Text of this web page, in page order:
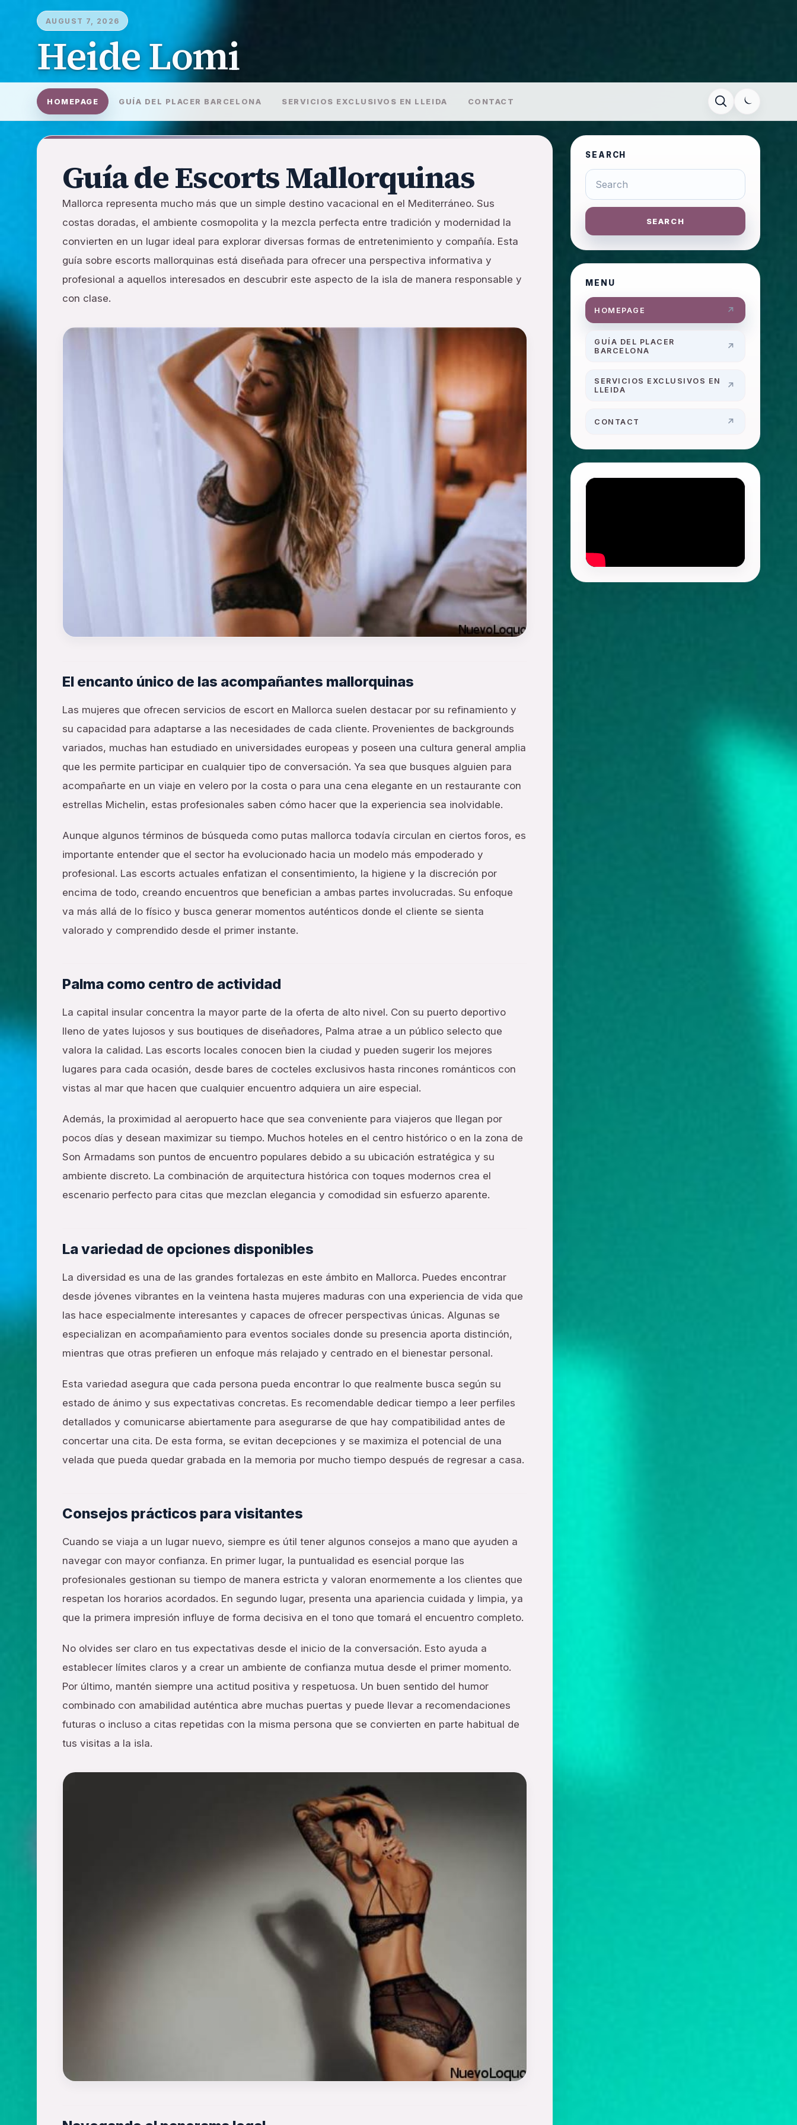
AUGUST 7, 2026
Heide Lomi
HOMEPAGE GUÍA DEL PLACER BARCELONA SERVICIOS EXCLUSIVOS EN LLEIDA CONTACT
Guía de Escorts Mallorquinas
Mallorca representa mucho más que un simple destino vacacional en el Mediterráneo. Sus
costas doradas, el ambiente cosmopolita y la mezcla perfecta entre tradición y modernidad la
convierten en un lugar ideal para explorar diversas formas de entretenimiento y compañía. Esta
guía sobre escorts mallorquinas está diseñada para ofrecer una perspectiva informativa y
profesional a aquellos interesados en descubrir este aspecto de la isla de manera responsable y
con clase.
El encanto único de las acompañantes mallorquinas
Las mujeres que ofrecen servicios de escort en Mallorca suelen destacar por su refinamiento y
su capacidad para adaptarse a las necesidades de cada cliente. Provenientes de backgrounds
variados, muchas han estudiado en universidades europeas y poseen una cultura general amplia
que les permite participar en cualquier tipo de conversación. Ya sea que busques alguien para
acompañarte en un viaje en velero por la costa o para una cena elegante en un restaurante con
estrellas Michelin, estas profesionales saben cómo hacer que la experiencia sea inolvidable.
Aunque algunos términos de búsqueda como putas mallorca todavía circulan en ciertos foros, es
importante entender que el sector ha evolucionado hacia un modelo más empoderado y
profesional. Las escorts actuales enfatizan el consentimiento, la higiene y la discreción por
encima de todo, creando encuentros que benefician a ambas partes involucradas. Su enfoque
va más allá de lo físico y busca generar momentos auténticos donde el cliente se sienta
valorado y comprendido desde el primer instante.
Palma como centro de actividad
La capital insular concentra la mayor parte de la oferta de alto nivel. Con su puerto deportivo
lleno de yates lujosos y sus boutiques de diseñadores, Palma atrae a un público selecto que
valora la calidad. Las escorts locales conocen bien la ciudad y pueden sugerir los mejores
lugares para cada ocasión, desde bares de cocteles exclusivos hasta rincones románticos con
vistas al mar que hacen que cualquier encuentro adquiera un aire especial.
Además, la proximidad al aeropuerto hace que sea conveniente para viajeros que llegan por
pocos días y desean maximizar su tiempo. Muchos hoteles en el centro histórico o en la zona de
Son Armadams son puntos de encuentro populares debido a su ubicación estratégica y su
ambiente discreto. La combinación de arquitectura histórica con toques modernos crea el
escenario perfecto para citas que mezclan elegancia y comodidad sin esfuerzo aparente.
La variedad de opciones disponibles
La diversidad es una de las grandes fortalezas en este ámbito en Mallorca. Puedes encontrar
desde jóvenes vibrantes en la veintena hasta mujeres maduras con una experiencia de vida que
las hace especialmente interesantes y capaces de ofrecer perspectivas únicas. Algunas se
especializan en acompañamiento para eventos sociales donde su presencia aporta distinción,
mientras que otras prefieren un enfoque más relajado y centrado en el bienestar personal.
Esta variedad asegura que cada persona pueda encontrar lo que realmente busca según su
estado de ánimo y sus expectativas concretas. Es recomendable dedicar tiempo a leer perfiles
detallados y comunicarse abiertamente para asegurarse de que hay compatibilidad antes de
concertar una cita. De esta forma, se evitan decepciones y se maximiza el potencial de una
velada que pueda quedar grabada en la memoria por mucho tiempo después de regresar a casa.
Consejos prácticos para visitantes
Cuando se viaja a un lugar nuevo, siempre es útil tener algunos consejos a mano que ayuden a
navegar con mayor confianza. En primer lugar, la puntualidad es esencial porque las
profesionales gestionan su tiempo de manera estricta y valoran enormemente a los clientes que
respetan los horarios acordados. En segundo lugar, presenta una apariencia cuidada y limpia, ya
que la primera impresión influye de forma decisiva en el tono que tomará el encuentro completo.
No olvides ser claro en tus expectativas desde el inicio de la conversación. Esto ayuda a
establecer límites claros y a crear un ambiente de confianza mutua desde el primer momento.
Por último, mantén siempre una actitud positiva y respetuosa. Un buen sentido del humor
combinado con amabilidad auténtica abre muchas puertas y puede llevar a recomendaciones
futuras o incluso a citas repetidas con la misma persona que se convierten en parte habitual de
tus visitas a la isla.
SEARCH
SEARCH
MENU
HOMEPAGE
GUÍA DEL PLACER
BARCELONA
SERVICIOS EXCLUSIVOS EN
LLEIDA
CONTACT